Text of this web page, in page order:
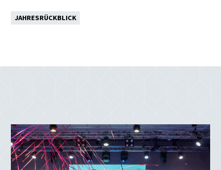
JAHRESRÜCKBLICK